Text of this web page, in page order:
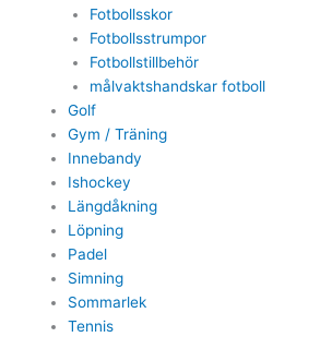
Fotbollsskor
Fotbollsstrumpor
Fotbollstillbehör
målvaktshandskar fotboll
Golf
Gym / Träning
Innebandy
Ishockey
Längdåkning
Löpning
Padel
Simning
Sommarlek
Tennis